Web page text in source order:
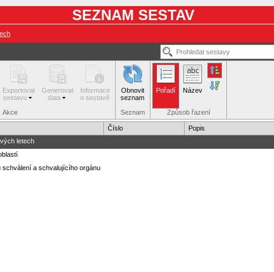
SEZNAM SESTAV
Exportovat
sestavu
Generovat
data
Informace
o sestavě
Akce
Obnovit
seznam
Seznam
Pořadí Název
Způsob řazení
Číslo
Popis
letech
a schvalujícího orgánu